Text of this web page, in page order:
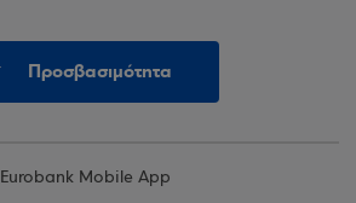
Προσβασιμότητα
Eurobank Mobile App